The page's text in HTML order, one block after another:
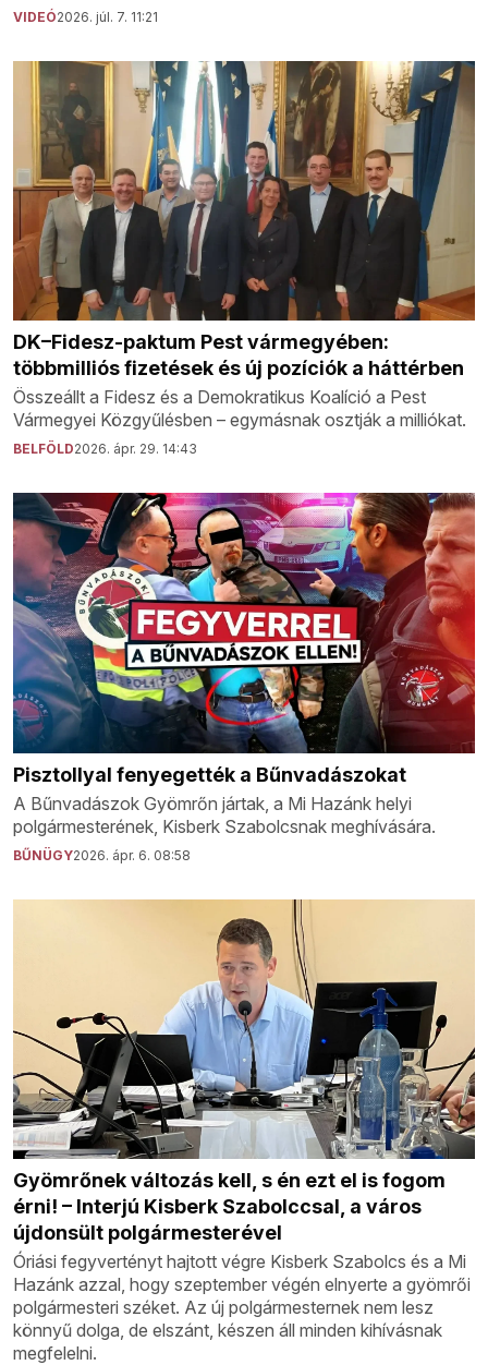
VIDEÓ2026. júl. 7. 11:21
DK–Fidesz-paktum Pest vármegyében:
többmilliós fizetések és új pozíciók a háttérben
Összeállt a Fidesz és a Demokratikus Koalíció a Pest
Vármegyei Közgyűlésben – egymásnak osztják a milliókat.
BELFÖLD2026. ápr. 29. 14:43
Pisztollyal fenyegették a Bűnvadászokat
A Bűnvadászok Gyömrőn jártak, a Mi Hazánk helyi
polgármesterének, Kisberk Szabolcsnak meghívására.
BŰNÜGY2026. ápr. 6. 08:58
Gyömrőnek változás kell, s én ezt el is fogom
érni! – Interjú Kisberk Szabolccsal, a város
újdonsült polgármesterével
Óriási fegyvertényt hajtott végre Kisberk Szabolcs és a Mi
Hazánk azzal, hogy szeptember végén elnyerte a gyömrői
polgármesteri széket. Az új polgármesternek nem lesz
könnyű dolga, de elszánt, készen áll minden kihívásnak
megfelelni.